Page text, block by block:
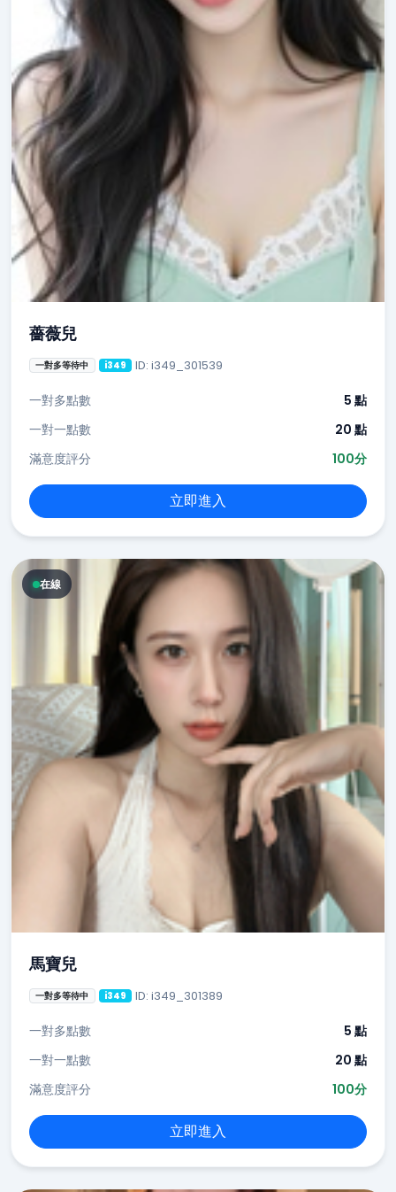
薔薇兒
一對多等待中 i349 ID: i349_301539
一對多點數
5 點
一對一點數
20 點
滿意度評分
100分
立即進入
在線
馬寶兒
一對多等待中 i349 ID: i349_301389
一對多點數
5 點
一對一點數
20 點
滿意度評分
100分
立即進入